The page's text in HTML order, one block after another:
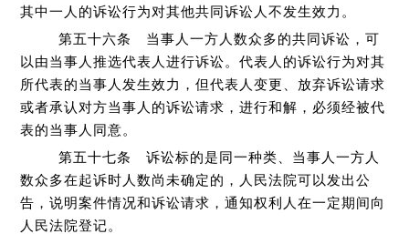
其中一人的诉讼行为对其他共同诉讼人不发生效力。
第五十六条 当事人一方人数众多的共同诉讼，可
以由当事人推选代表人进行诉讼。代表人的诉讼行为对其
所代表的当事人发生效力，但代表人变更、放弃诉讼请求
或者承认对方当事人的诉讼请求，进行和解，必须经被代
表的当事人同意。
第五十七条 诉讼标的是同一种类、当事人一方人
数众多在起诉时人数尚未确定的，人民法院可以发出公
告，说明案件情况和诉讼请求，通知权利人在一定期间向
人民法院登记。